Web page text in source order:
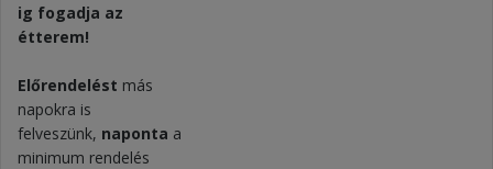
ig fogadja az
étterem!
Előrendelést más
napokra is
felveszünk, naponta a
minimum rendelés